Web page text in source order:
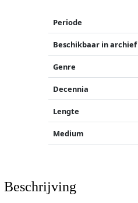
Periode
Beschikbaar in archief
Genre
Decennia
Lengte
Medium
Beschrijving